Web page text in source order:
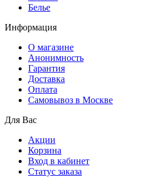
Белье
Информация
О магазине
Анонимность
Гарантия
Доставка
Oплата
Самовывоз в Москве
Для Вас
Акции
Корзина
Вход в кабинет
Статус заказа